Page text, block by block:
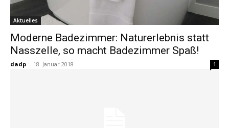
Aktuelles
Moderne Badezimmer: Naturerlebnis statt
Nasszelle, so macht Badezimmer Spaß!
dadp - 18. Januar 2018 1